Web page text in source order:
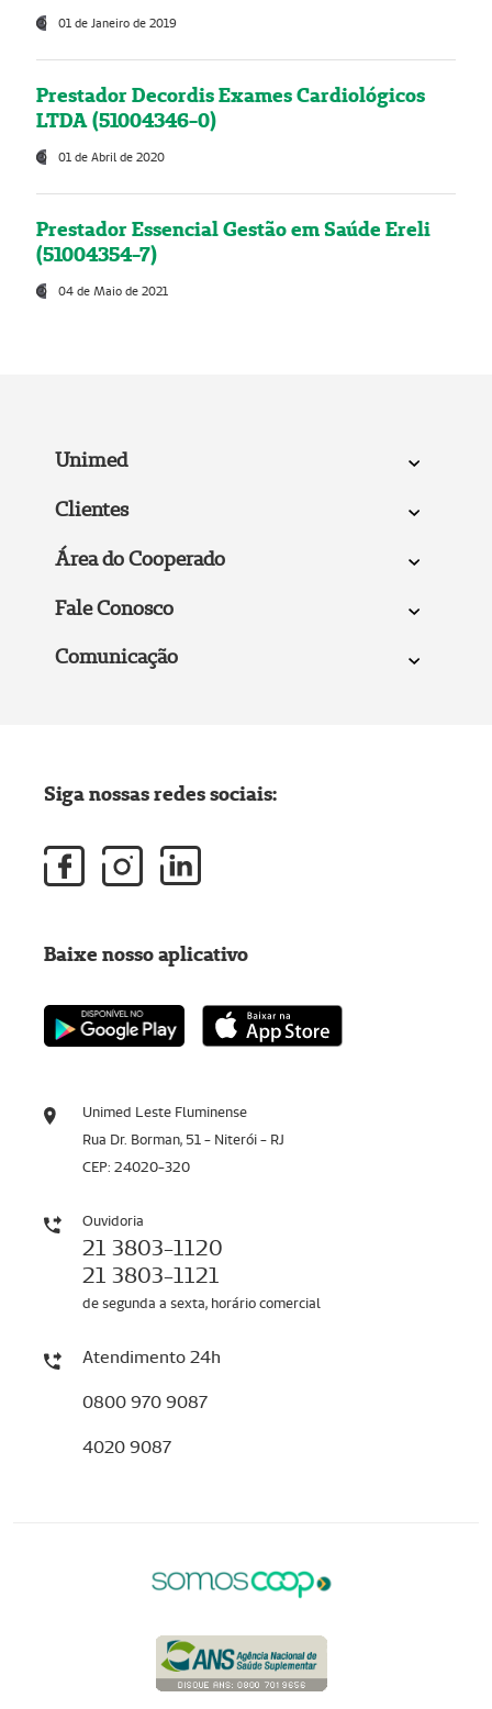
01 de Janeiro de 2019
Prestador Decordis Exames Cardiológicos
LTDA (51004346-0)
01 de Abril de 2020
Prestador Essencial Gestão em Saúde Ereli
(51004354-7)
04 de Maio de 2021
Unimed
Clientes
Área do Cooperado
Fale Conosco
Comunicação
Unimed Leste Fluminense
Rua Dr. Borman, 51 - Niterói - RJ
CEP: 24020-320
Ouvidoria
21 3803-1120
21 3803-1121
de segunda a sexta, horário comercial
Atendimento 24h
0800 970 9087
4020 9087
Siga nossas redes sociais:
Baixe nosso aplicativo